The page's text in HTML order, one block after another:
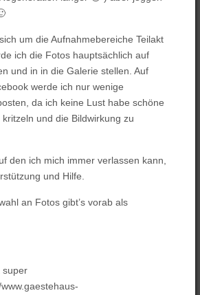
um die Aufnahmebereiche Teilakt
ich die Fotos hauptsächlich auf
und in in die Galerie stellen. Auf
werde ich nur wenige
da ich keine Lust habe schöne
und die Bildwirkung zu
den ich mich immer verlassen kann,
und Hilfe.
an Fotos gibt’s vorab als
super